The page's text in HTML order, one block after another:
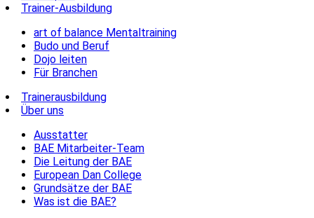
Trainer-Ausbildung
art of balance Mentaltraining
Budo und Beruf
Dojo leiten
Für Branchen
Trainerausbildung
Über uns
Ausstatter
BAE Mitarbeiter-Team
Die Leitung der BAE
European Dan College
Grundsätze der BAE
Was ist die BAE?